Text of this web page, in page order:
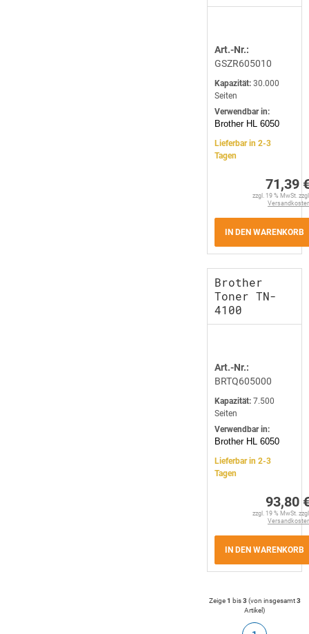
Art.-Nr.:
GSZR605010
Kapazität: 30.000
Seiten
Verwendbar in:
Brother HL 6050
Lieferbar in 2-3
Tagen
71,39
zzgl. 19 % MwSt.
IN DEN WARENKORB
Brother
Toner TN-
4100
Art.-Nr.:
BRTQ605000
Kapazität: 7.500
Seiten
Verwendbar in:
Brother HL 6050
Lieferbar in 2-3
Tagen
93,80
zzgl. 19 % MwSt.
IN DEN WARENKORB
Zeige1 bis3(von insgesamt3
Artikel)